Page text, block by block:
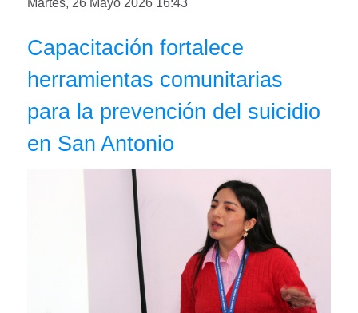
Martes, 26 Mayo 2026 16:43
Capacitación fortalece
herramientas comunitarias
para la prevención del suicidio
en San Antonio